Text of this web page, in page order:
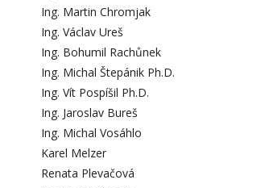
Ing. Martin Chromjak
Ing. Václav Ureš
Ing. Bohumil Rachůnek
Ing. Michal Štepánik Ph.D.
Ing. Vít Pospíšil Ph.D.
Ing. Jaroslav Bureš
Ing. Michal Vosáhlo
Karel Melzer
Renata Plevačová